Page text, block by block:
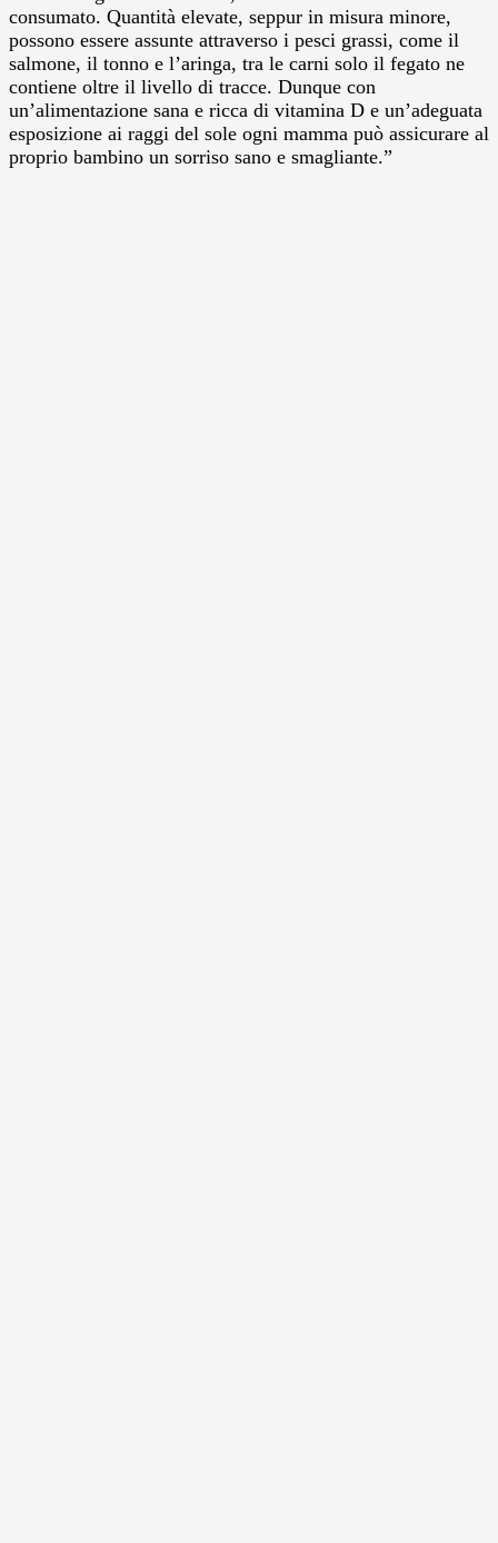
consumato. Quantità elevate, seppur in misura minore,
possono essere assunte attraverso i pesci grassi, come il
salmone, il tonno e l’aringa, tra le carni solo il fegato ne
contiene oltre il livello di tracce. Dunque con
un’alimentazione sana e ricca di vitamina D e un’adeguata
esposizione ai raggi del sole ogni mamma può assicurare al
proprio bambino un sorriso sano e smagliante.”